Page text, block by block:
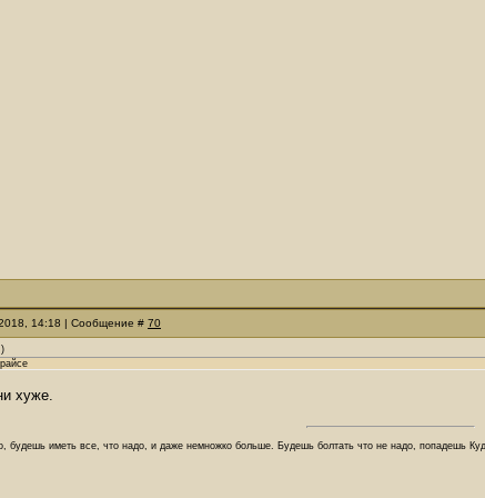
14:18 | Сообщение # 70
)
хуже.
будешь иметь все, что надо, и даже немножко больше. Будешь болтать что не надо, попадешь